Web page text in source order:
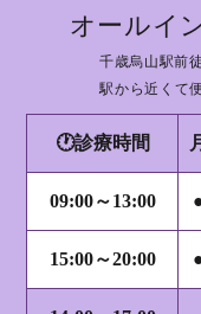
オールイ
千歳烏山駅前
駅から近くて
🕐診療時間
09:00～13:00
15:00～20:00